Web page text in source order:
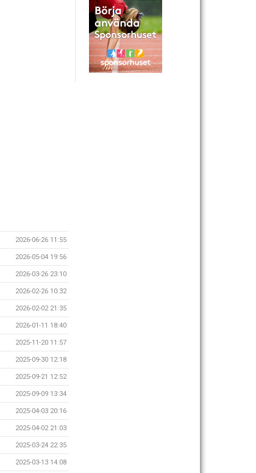
2026-06-26 11:55
2026-05-04 19:56
2026-03-26 23:10
2026-02-26 10:32
2026-02-02 21:35
2026-01-11 18:40
2025-11-20 11:57
2025-09-30 12:18
2025-09-21 12:52
2025-09-09 13:34
2025-04-03 20:16
2025-04-02 21:03
2025-03-24 22:35
2025-03-13 14:08